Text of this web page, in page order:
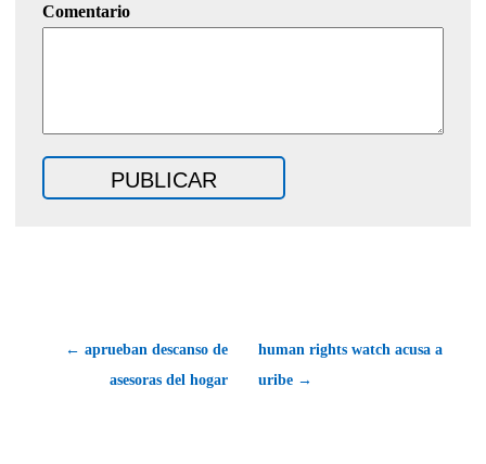
Comentario
← aprueban descanso de
asesoras del hogar
human rights watch acusa a
uribe →